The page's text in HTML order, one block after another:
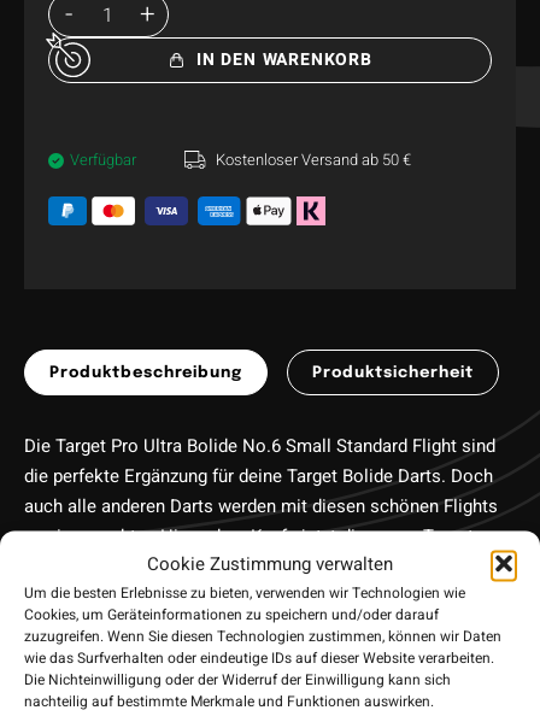
Cookie Zustimmung verwalten
Um die besten Erlebnisse zu bieten, verwenden wir Technologien wie
Cookies, um Geräteinformationen zu speichern und/oder darauf
zuzugreifen. Wenn Sie diesen Technologien zustimmen, können wir Daten
wie das Surfverhalten oder eindeutige IDs auf dieser Website verarbeiten.
Die Nichteinwilligung oder der Widerruf der Einwilligung kann sich
nachteilig auf bestimmte Merkmale und Funktionen auswirken.
IN DEN WARENKORB
Verfügbar Kostenloser Versand ab 50 €
Produktbeschreibung Produktsicherheit
Die Target Pro Ultra Bolide No.6 Small Standard Flight sind
die perfekte Ergänzung für deine Target Bolide Darts. Doch
auch alle anderen Darts werden mit diesen schönen Flights
zu einem echten Hingucker. Kaufe jetzt die neuen Target
Bolide Flights und werde zu einem Hingucker am Board.
• Hersteller: Target
• Form: No.6 / Small Standard
• Stärke: 100 Micron
• Lieferumfang: 9 / 3 Stück